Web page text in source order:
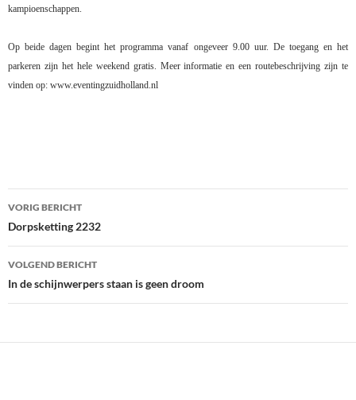
kampioenschappen.
Op beide dagen begint het programma vanaf ongeveer 9.00 uur. De toegang en het
parkeren zijn het hele weekend gratis. Meer informatie en een routebeschrijving zijn te
vinden op: www.eventingzuidholland.nl
Bericht
navigatie
VORIG BERICHT
Dorpsketting 2232
VOLGEND BERICHT
In de schijnwerpers staan is geen droom